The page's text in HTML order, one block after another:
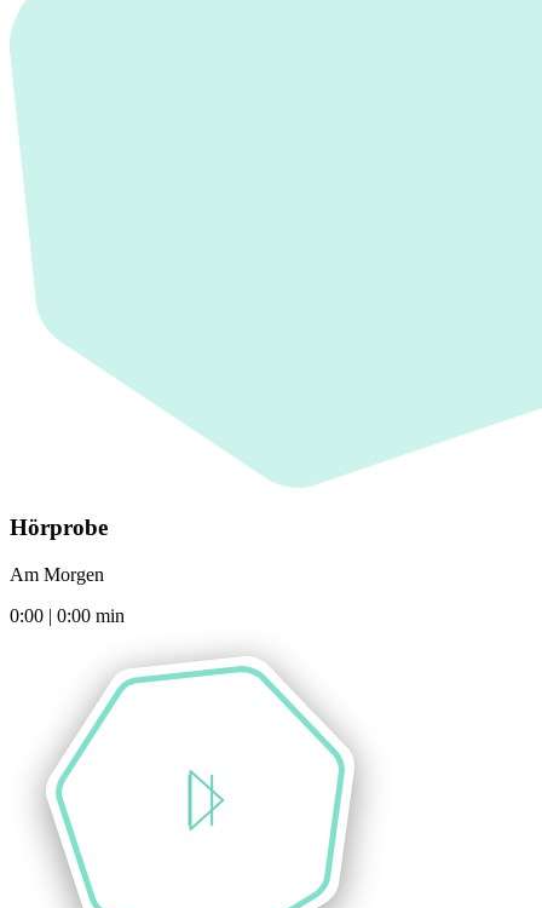
Hörprobe
Am Morgen
0:00 | 0:00 min